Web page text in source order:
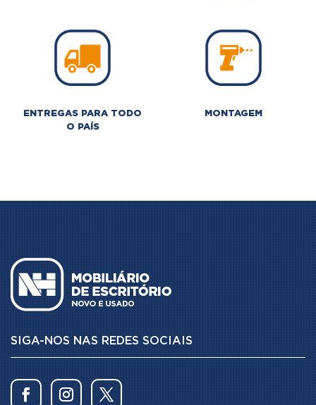
ENTREGAS PARA TODO
O PAÍS
MONTAGEM
SIGA-NOS NAS REDES SOCIAIS